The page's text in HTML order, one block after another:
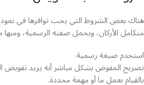
هناك بعض الشروط التي يجب توافرها في
متكامل الأركان، ويحمل صفته الرسمية، ومنها
استخدم صيغة رسمية.
تصريح المفوض بشكل مباشر أنه يريد
بالقيام بعمل ما أو مهمة محددة.